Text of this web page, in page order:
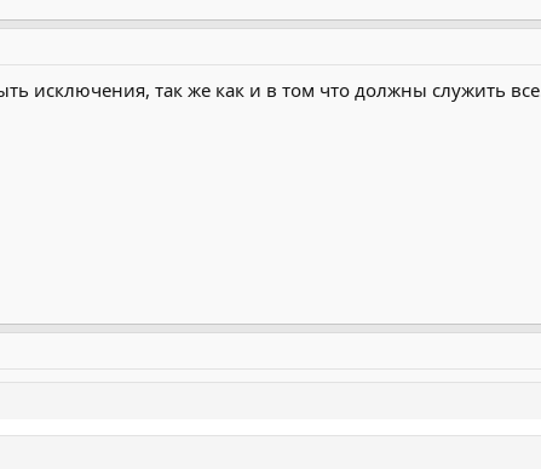
исключения, так же как и в том что должны служить